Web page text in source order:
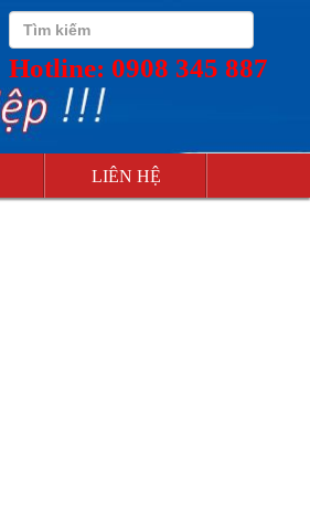
Hotline: 0908 345 887
LIÊN HỆ